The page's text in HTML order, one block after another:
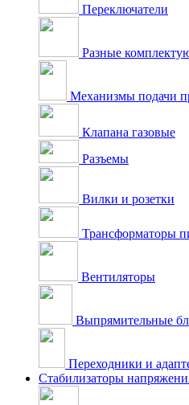
Переключатели
Разные
Механизмы подачи
Клапана газовые
Разъемы
Вилки и розетки
Трансформаторы
Вентиляторы
Выпрямительные
Переходники и
Стабилизаторы